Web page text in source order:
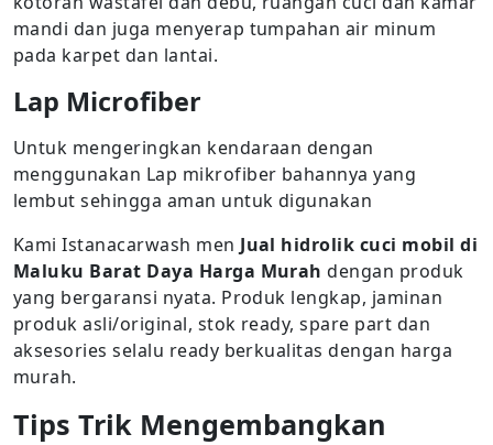
mandi dan juga menyerap tumpahan air minum
pada karpet dan lantai.
Lap Microfiber
Untuk mengeringkan kendaraan dengan
menggunakan Lap mikrofiber bahannya yang
lembut sehingga aman untuk digunakan
Kami Istanacarwash men Jual hidrolik cuci mobil di
Maluku Barat Daya Harga Murah dengan produk
yang bergaransi nyata. Produk lengkap, jaminan
produk asli/original, stok ready, spare part dan
aksesories selalu ready berkualitas dengan harga
murah.
Tips Trik Mengembangkan